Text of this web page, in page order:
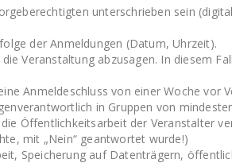
unterschrieben sein
der Anmeldungen (Datum, Uhrzeit).
Veranstaltung abzusagen. In diesem
Anmeldeschluss von einer Woche vor
in Gruppen von
Öffentlichkeitsarbeit der Veranstalter
mit „Nein“ geantwortet wurde!)
Speicherung auf Datenträgern,